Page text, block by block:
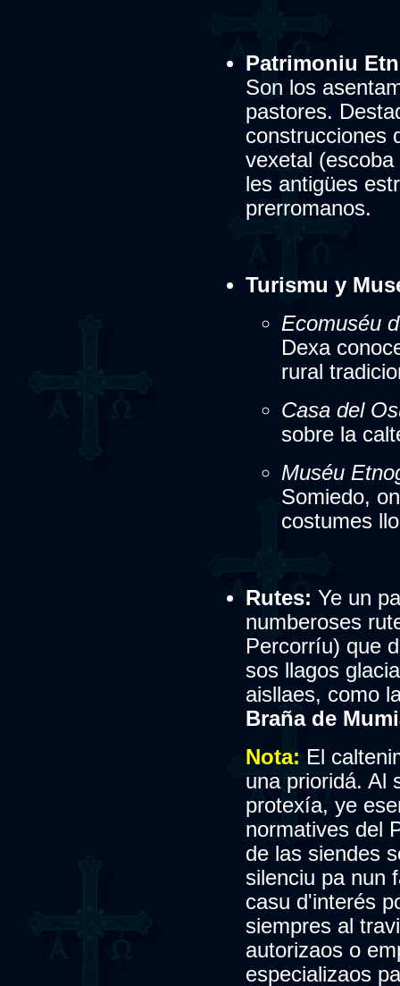
Patrimoniu
Son los
pastores.
construcciones
vexetal
les antigües
prerromanos.
Turismu y
Ecomuséu
Dexa
rural
Casa del
sobre la
Muséu
Somiedo,
costumes
Rutes: Ye un
numberoses
Percorríu) que
sos llagos
aisllaes, como
Braña de
Nota:El
una prioridá. Al
protexía, ye
normatives del
de las siendes
silenciu pa nun
casu d'interés
siempres al
autorizaos o
especializaos